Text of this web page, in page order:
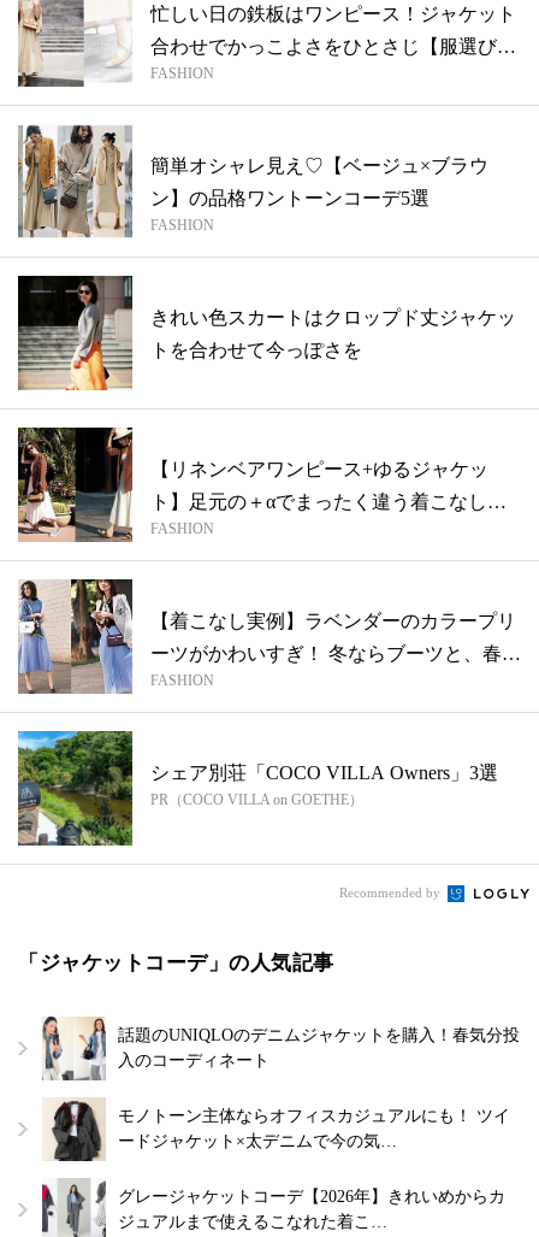
忙しい日の鉄板はワンピース！ジャケット
合わせでかっこよさをひとさじ【服選びに
迷わ...
FASHION
簡単オシャレ見え♡【ベージュ×ブラウ
ン】の品格ワントーンコーデ5選
FASHION
きれい色スカートはクロップド丈ジャケッ
トを合わせて今っぽさを
【リネンベアワンピース+ゆるジャケッ
ト】足元の＋αでまったく違う着こなし
に！
FASHION
【着こなし実例】ラベンダーのカラープリ
ーツがかわいすぎ！ 冬ならブーツと、春な
ら...
FASHION
シェア別荘「COCO VILLA Owners」3選
PR（COCO VILLA on GOETHE）
Recommended by
「ジャケットコーデ」の人気記事
話題のUNIQLOのデニムジャケットを購入！春気分投
入のコーディネート
モノトーン主体ならオフィスカジュアルにも！ ツイ
ードジャケット×太デニムで今の気…
グレージャケットコーデ【2026年】きれいめからカ
ジュアルまで使えるこなれた着こ…